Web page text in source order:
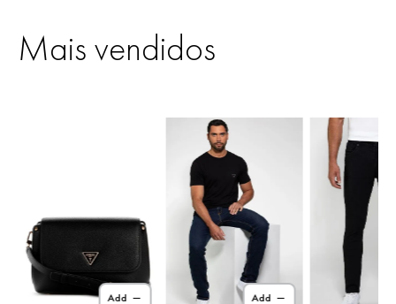
Mais vendidos
Add Add